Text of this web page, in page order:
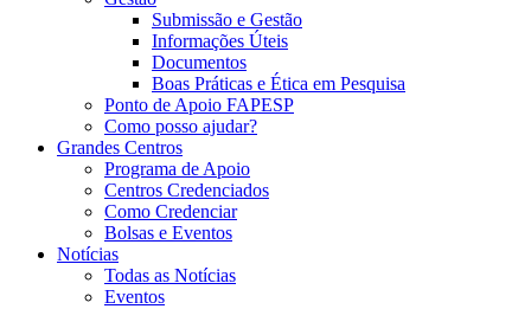
Submissão e Gestão
Informações Úteis
Documentos
Boas Práticas e Ética em Pesquisa
Ponto de Apoio FAPESP
Como posso ajudar?
Grandes Centros
Programa de Apoio
Centros Credenciados
Como Credenciar
Bolsas e Eventos
Notícias
Todas as Notícias
Eventos